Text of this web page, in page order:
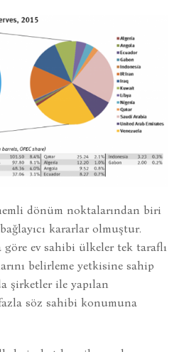
dönüm noktalarından biri
kararlar olmuştur.
göre ev sahibi ülkeler tek taraflı
belirleme yetkisine sahip
şirketler ile yapılan
söz sahibi konumuna